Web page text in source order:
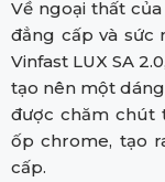
Về ngoại thất
đẳng cấp và sức
Vinfast LUX SA
tạo nên một
được chăm chút
ốp chrome, tạo
cấp.